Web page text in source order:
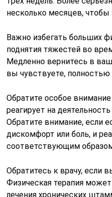
несколько месяцев, чтобы
Важно избегать больших
поднятия тяжестей во
Медленно вернитесь в
вы чувствуете, полностью
Обратите особое
реагирует на
Обратите внимание, если
дискомфорт или боль, и
соответствующим
Обратитесь к врачу, если
Физическая терапия
лечения хронических